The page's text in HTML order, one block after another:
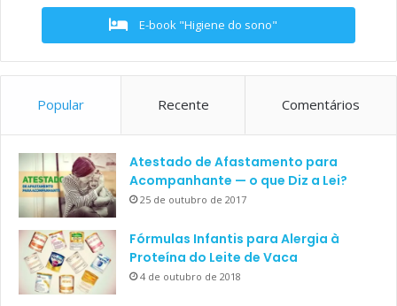
E-book "Higiene do sono"
Popular Recente Comentários
Atestado de Afastamento para
Acompanhante — o que Diz a Lei?
25 de outubro de 2017
Fórmulas Infantis para Alergia à
Proteína do Leite de Vaca
4 de outubro de 2018